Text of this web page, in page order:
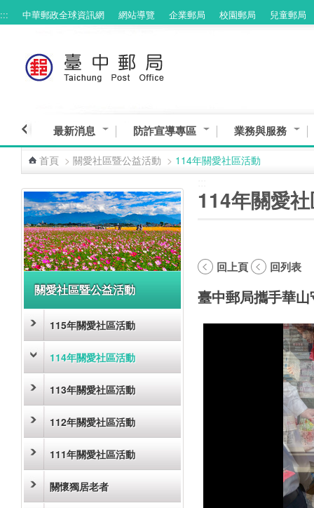
跳到主要內容區塊
::: 中華郵政全球資訊網 網站導覽 企業郵局 校園郵局 兒童郵局
最新消息 防詐宣導專區 業務與服務
首頁 > 關愛社區暨公益活動 > 114年關愛社區活動
關愛社區暨公益活動
115年關愛社區活動
114年關愛社區活動
113年關愛社區活動
112年關愛社區活動
111年關愛社區活動
關懷獨居老者
114年關愛
回上頁 回列表
臺中郵局攜手華